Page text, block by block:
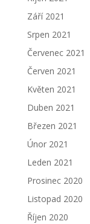
Září 2021
Srpen 2021
Červenec 2021
Červen 2021
Květen 2021
Duben 2021
Březen 2021
Únor 2021
Leden 2021
Prosinec 2020
Listopad 2020
Říjen 2020